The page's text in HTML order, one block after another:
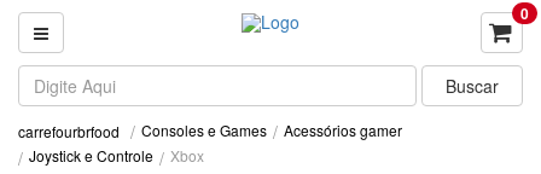
0
carrefourbrfood Consoles e Games
Acessórios gamer
Joystick e Controle
Xbox